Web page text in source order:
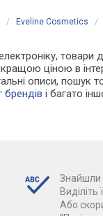
/ Eveline Cosmetics /
електроніку,
ціною в
описи, пошук
брендів і багато
Знайшли
Виділіть
Або